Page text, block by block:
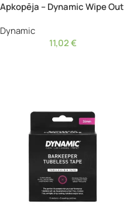
Apkopēja – Dynamic Wipe Out
Dynamic
11,02€